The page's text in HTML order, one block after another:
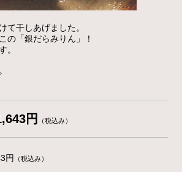
て干しあげました。
の「銀だらみりん」！
。
円 （税込み）
円 （税込み）